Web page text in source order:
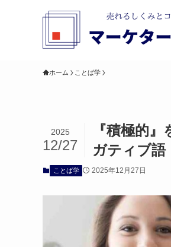
ホーム ことば学
『積極的
ガティブ語
2025
12/27
ことば学 2025年12月27日